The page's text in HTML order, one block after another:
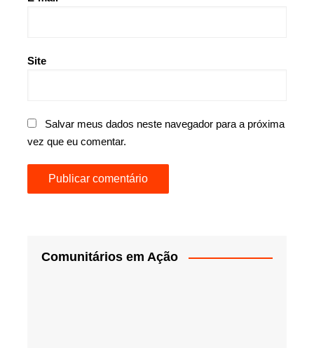
Site
Salvar meus dados neste navegador para a próxima
vez que eu comentar.
Comunitários em Ação